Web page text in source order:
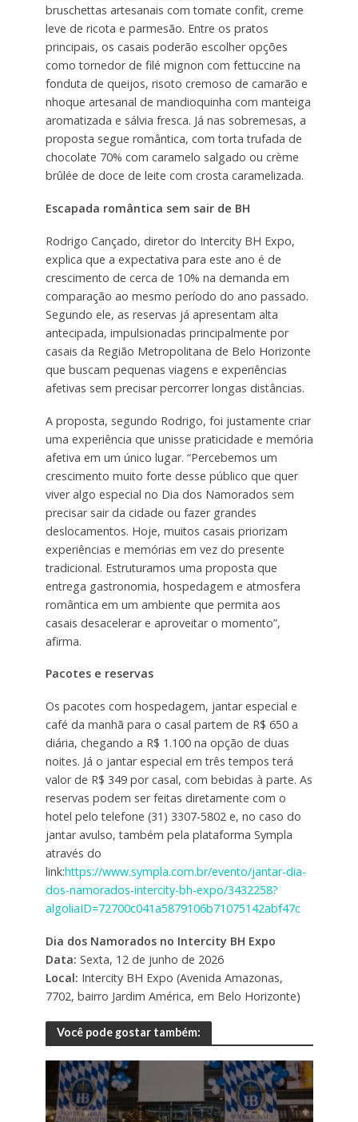
bruschettas artesanais com tomate confit, creme
leve de ricota e parmesão. Entre os pratos
principais, os casais poderão escolher opções
como tornedor de filé mignon com fettuccine na
fonduta de queijos, risoto cremoso de camarão e
nhoque artesanal de mandioquinha com manteiga
aromatizada e sálvia fresca. Já nas sobremesas, a
proposta segue romântica, com torta trufada de
chocolate 70% com caramelo salgado ou crème
brûlée de doce de leite com crosta caramelizada.
Escapada romântica sem sair de BH
Rodrigo Cançado, diretor do Intercity BH Expo,
explica que a expectativa para este ano é de
crescimento de cerca de 10% na demanda em
comparação ao mesmo período do ano passado.
Segundo ele, as reservas já apresentam alta
antecipada, impulsionadas principalmente por
casais da Região Metropolitana de Belo Horizonte
que buscam pequenas viagens e experiências
afetivas sem precisar percorrer longas distâncias.
A proposta, segundo Rodrigo, foi justamente criar
uma experiência que unisse praticidade e memória
afetiva em um único lugar. “Percebemos um
crescimento muito forte desse público que quer
viver algo especial no Dia dos Namorados sem
precisar sair da cidade ou fazer grandes
deslocamentos. Hoje, muitos casais priorizam
experiências e memórias em vez do presente
tradicional. Estruturamos uma proposta que
entrega gastronomia, hospedagem e atmosfera
romântica em um ambiente que permita aos
casais desacelerar e aproveitar o momento”,
afirma.
Pacotes e reservas
Os pacotes com hospedagem, jantar especial e
café da manhã para o casal partem de R$ 650 a
diária, chegando a R$ 1.100 na opção de duas
noites. Já o jantar especial em três tempos terá
valor de R$ 349 por casal, com bebidas à parte. As
reservas podem ser feitas diretamente com o
hotel pelo telefone (31) 3307-5802 e, no caso do
jantar avulso, também pela plataforma Sympla
através do
link:https://www.sympla.com.br/evento/jantar-dia-
dos-namorados-intercity-bh-expo/3432258?
algoliaID=72700c041a5879106b71075142abf47c
Dia dos Namorados no Intercity BH Expo
Data: Sexta, 12 de junho de 2026
Local: Intercity BH Expo (Avenida Amazonas,
7702, bairro Jardim América, em Belo Horizonte)
Você pode gostar também: